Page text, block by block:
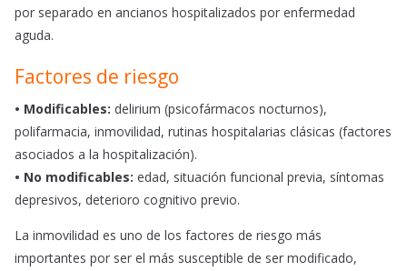
por separado en ancianos hospitalizados por enfermedad
aguda.
Factores de riesgo
• Modificables: delirium (psicofármacos nocturnos),
polifarmacia, inmovilidad, rutinas hospitalarias clásicas (factores
asociados a la hospitalización).
• No modificables: edad, situación funcional previa, síntomas
depresivos, deterioro cognitivo previo.
La inmovilidad es uno de los factores de riesgo más
importantes por ser el más susceptible de ser modificado,